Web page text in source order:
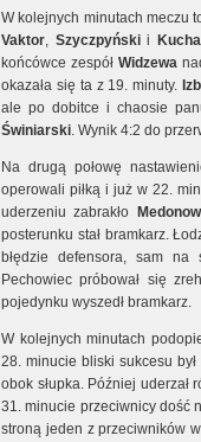
W kolejnych minutach meczu
Vaktor, Szyczpyńskii
końcówce zespółWidzewa
okazała się ta z 19. minuty.
ale po dobitce i chaosie
Świniarski. Wynik 4:2 do
Na drugą połowę
operowali piłką i już w 22.
uderzeniu zabrakło
posterunku stał bramkarz.
błędzie defensora, sam
Pechowiec próbował się
pojedynku wyszedł bramkarz.
W kolejnych minutach
28. minucie bliski sukcesu był
obok słupka. Później uderzał
31. minucie przeciwnicy dość
stroną jeden z przeciwników